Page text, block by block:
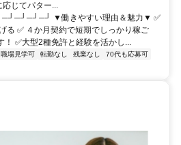
じてパター...
▼働きやすい理由＆魅力▼ ✅
る ✅ ４か月契約で短期でしっかり稼ご
！ ✅大型2種免許と経験を活かし...
職場見学可 転勤なし 残業なし
70代も応募可